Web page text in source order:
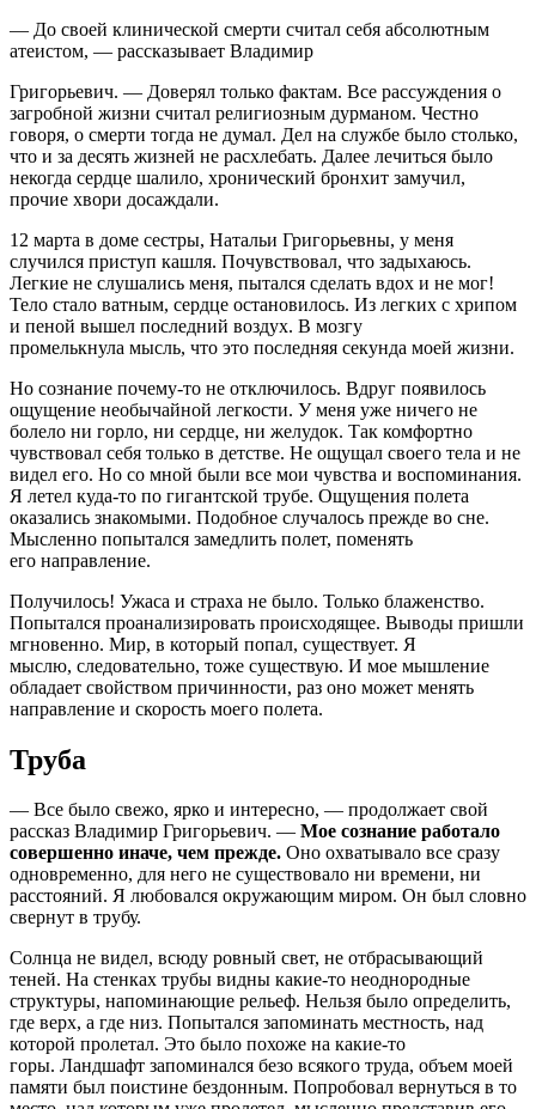
— До своей клинической смерти считал себя абсолютным
атеистом, — рассказывает Владимир
Григорьевич. — Доверял только фактам. Все рассуждения о
загробной жизни считал религиозным дурманом. Честно
говоря, о смерти тогда не думал. Дел на службе было столько,
что и за десять жизней не расхлебать. Далее лечиться было
некогда сердце шалило, хронический бронхит замучил,
прочие хвори досаждали.
12 марта в доме сестры, Натальи Григорьевны, у меня
случился приступ кашля. Почувствовал, что задыхаюсь.
Легкие не слушались меня, пытался сделать вдох и не мог!
Тело стало ватным, сердце остановилось. Из легких с хрипом
и пеной вышел последний воздух. В мозгу
промелькнула мысль, что это последняя секунда моей жизни.
Но сознание почему-то не отключилось. Вдруг появилось
ощущение необычайной легкости. Уменя уже ничего не
болело ни горло, ни сердце, ни желудок. Так комфортно
чувствовал себя только в детстве. Не ощущал своего тела и не
видел его. Но со мной были все мои чувства и воспоминания.
Я летел куда-то по гигантской трубе. Ощущения полета
оказались знакомыми. Подобное случалось прежде во сне.
Мысленно попытался замедлить полет, поменять
его направление.
Получилось! Ужаса и страха не было. Только блаженство.
Попытался проанализировать происходящее. Выводы пришли
мгновенно. Мир, в который попал, существует. Я
мыслю, следовательно, тоже существую. И мое мышление
обладает свойством причинности, раз оно может менять
направление и скорость моего полета.
Труба
— Все было свежо, ярко и интересно, — продолжает свой
рассказ Владимир Григорьевич. — Мое сознание работало
совершенно иначе, чем прежде. Оно охватывало все сразу
одновременно, для него не существовало ни времени, ни
расстояний. Я любовался окружающим миром. Он был словно
свернут в трубу.
Солнца не видел, всюду ровный свет, не отбрасывающий
теней. На стенках трубы видны какие-то неоднородные
структуры, напоминающие рельеф. Нельзя было определить,
где верх, а где низ. Попытался запоминать местность, над
которой пролетал. Это было похоже на какие-то
горы. Ландшафт запоминался безо всякого труда, объем моей
памяти был поистине бездонным. Попробовал вернуться в то